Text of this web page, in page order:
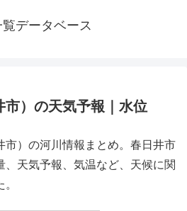
データベース
市）の天気予報｜水位
市）の河川情報まとめ。春日井市
、天気予報、気温など、天候に関